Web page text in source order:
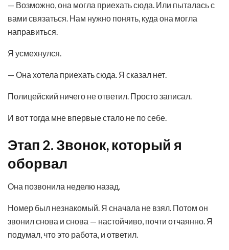
— Возможно, она могла приехать сюда. Или пыталась с
вами связаться. Нам нужно понять, куда она могла
направиться.
Я усмехнулся.
— Она хотела приехать сюда. Я сказал нет.
Полицейский ничего не ответил. Просто записал.
И вот тогда мне впервые стало не по себе.
Этап 2. Звонок, который я
оборвал
Она позвонила неделю назад.
Номер был незнакомый. Я сначала не взял. Потом он
звонил снова и снова — настойчиво, почти отчаянно. Я
подумал, что это работа, и ответил.